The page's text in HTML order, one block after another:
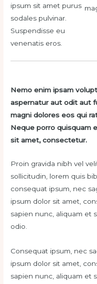
ipsum sit amet purus
sodales pulvinar.
Suspendisse eu
venenatis eros.
Nemo enim ipsam
aspernatur aut odit aut
magni dolores eos qui
Neque porro quisquam
sit amet, consectetur.
Proin gravida nibh vel
sollicitudin lorem quis
consequat ipsum nec
ipsum dolor sit amet
sapien nunc aliquam et
odio
Consequat ipsum, nec
ipsum dolor sit amet,
sapien nunc, aliquam et